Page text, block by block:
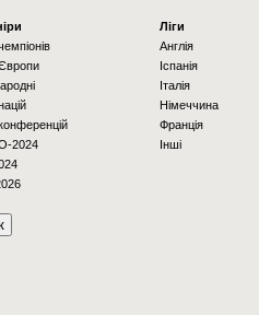
Європи
2024
Ліги
Англія
Іспанія
Італія
Німеччина
Франція
Інші